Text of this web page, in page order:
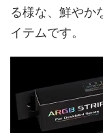
る様な、鮮やか
イテムです。